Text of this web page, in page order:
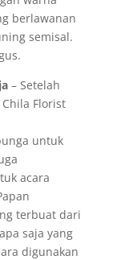
berlawanan
semisal.
– Setelah
Florist
untuk
acara
terbuat dari
saja yang
digunakan